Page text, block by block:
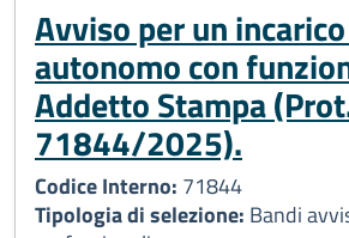
Avviso per un
autonomo con
Addetto Stampa
71844/2025).
Codice Interno: 71844
Tipologia di selezione: Bandi